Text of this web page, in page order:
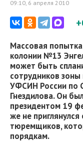
09:10, 6 апреля 2010
Массовая
колонии №13
может быть
сотрудников
УФСИН России по
Гнездилова. Он
президентом 19
же не
тюремщиков,
порядкам.